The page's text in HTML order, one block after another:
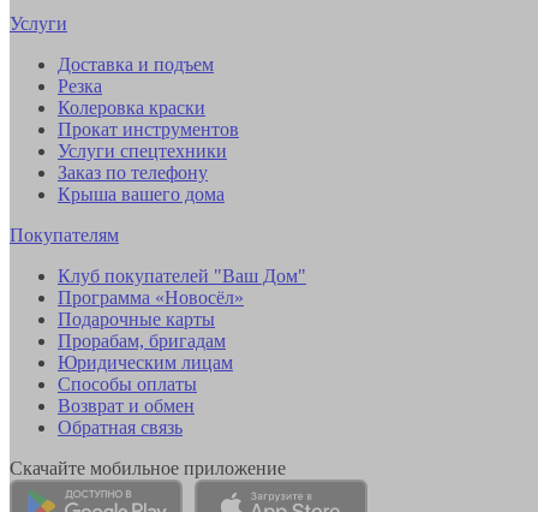
Услуги
Доставка и подъем
Резка
Колеровка краски
Прокат инструментов
Услуги спецтехники
Заказ по телефону
Крыша вашего дома
Покупателям
Клуб покупателей "Ваш Дом"
Программа «Новосёл»
Подарочные карты
Прорабам, бригадам
Юридическим лицам
Способы оплаты
Возврат и обмен
Обратная связь
Скачайте мобильное приложение